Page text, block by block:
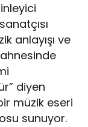
anlayışı ve
diyen
müzik eseri
sunuyor.